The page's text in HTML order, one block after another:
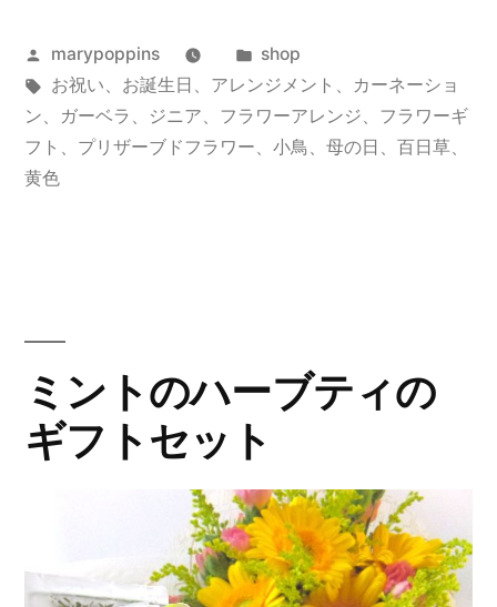
ー
ブ
ド
フ
青
い
の
投
稿
者:
marypoppins
カ
テ
ゴ
リ
shop
タ
グ:
お祝い、 お誕生日 、 アレンジメント 、
カーネーショ
ン、 ガーベラ 、 ジニア、 フラワーアレンジ、 フラワーギ
フト 、 プリザーブドフラワー、 小鳥 、 母の日 、 百日草、
黄色
ミントのハーブティの
ギフトセット